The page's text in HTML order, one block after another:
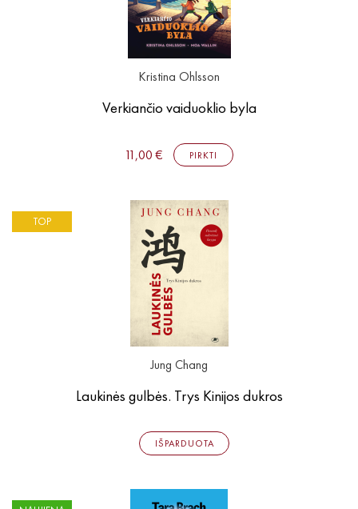
Kristina Ohlsson
Verkiančio vaiduoklio byla
11,00 € PIRKTI
TOP
Jung Chang
Laukinės gulbės. Trys Kinijos dukros
IŠPARDUOTA